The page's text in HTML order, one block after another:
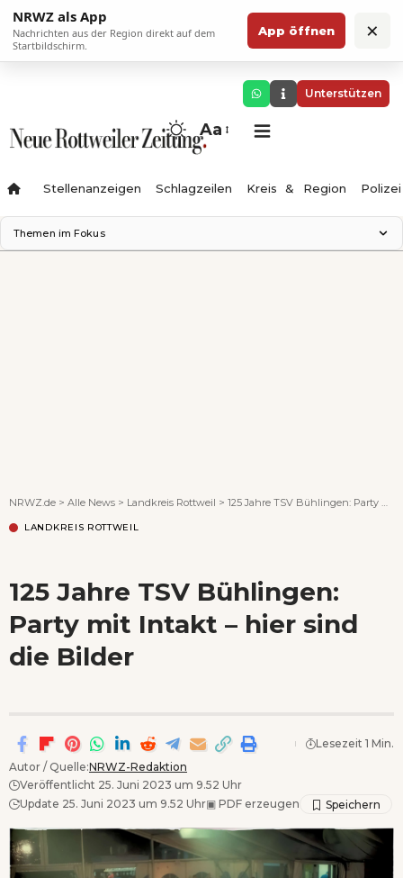
NRWZ als App
Nachrichten aus der Region direkt auf dem
Startbildschirm.
App öffnen ×
Unterstützen
Aa
Stellenanzeigen Schlagzeilen Kreis & Region Polizei
Themen im Fokus
NRWZ.de > Alle News > Landkreis Rottweil > 125 Jahre TSV Bühlingen: Party mit Intakt – hier sind die Bilder
LANDKREIS ROTTWEIL
125 Jahre TSV Bühlingen:
Party mit Intakt – hier sind
die Bilder
Autor / Quelle:NRWZ-Redaktion
Veröffentlicht 25. Juni 2023 um 9.52 Uhr
Update 25. Juni 2023 um 9.52 Uhr▣ PDF erzeugen
Lesezeit 1 Min.